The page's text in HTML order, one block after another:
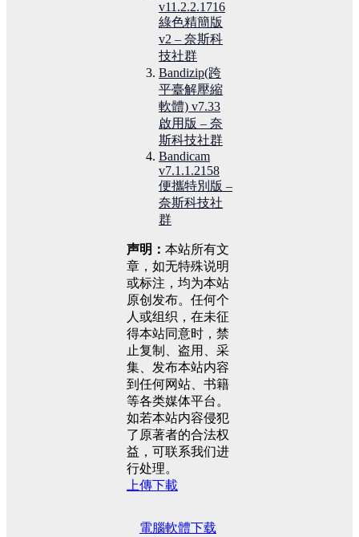
v11.2.2.1716
綠色精簡版
v2 – 奈斯科
技社群
Bandizip(跨
平臺解壓縮
軟體) v7.33
啟用版 – 奈
斯科技社群
Bandicam
v7.1.1.2158
便攜特別版 –
奈斯科技社
群
声明： 本站所有文
章，如无特殊说明
或标注，均为本站
原创发布。任何个
人或组织，在未征
得本站同意时，禁
止复制、盗用、采
集、发布本站内容
到任何网站、书籍
等各类媒体平台。
如若本站内容侵犯
了原著者的合法权
益，可联系我们进
行处理。
上傳下載
電腦軟體下载